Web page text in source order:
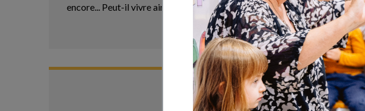
encore... Peut-il vivre ainsi longtemps ? comment les escargots font-ils